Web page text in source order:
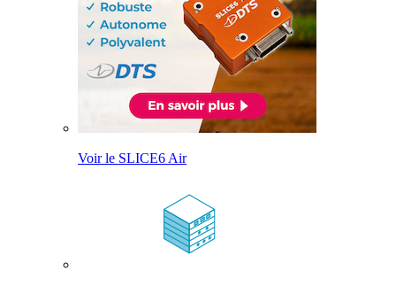
Voir le SLICE6 Air